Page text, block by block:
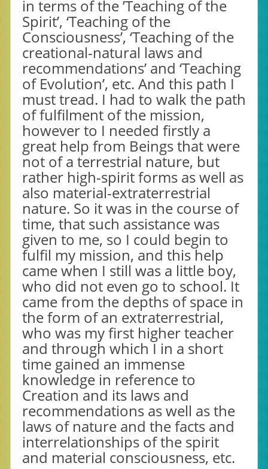
in terms of the ’Teaching of the
Spirit’, ‘Teaching of the
Consciousness’, ‘Teaching of the
creational-natural laws and
recommendations’ and ‘Teaching
of Evolution’, etc. And this path I
must tread. I had to walk the path
of fulfilment of the mission,
however to I needed firstly a
great help from Beings that were
not of a terrestrial nature, but
rather high-spirit forms as well as
also material-extraterrestrial
nature. So it was in the course of
time, that such assistance was
given to me, so I could begin to
fulfil my mission, and this help
came when I still was a little boy,
who did not even go to school. It
came from the depths of space in
the form of an extraterrestrial,
who was my first higher teacher
and through which I in a short
time gained an immense
knowledge in reference to
Creation and its laws and
recommendations as well as the
laws of nature and the facts and
interrelationships of the spirit
and material consciousness, etc.